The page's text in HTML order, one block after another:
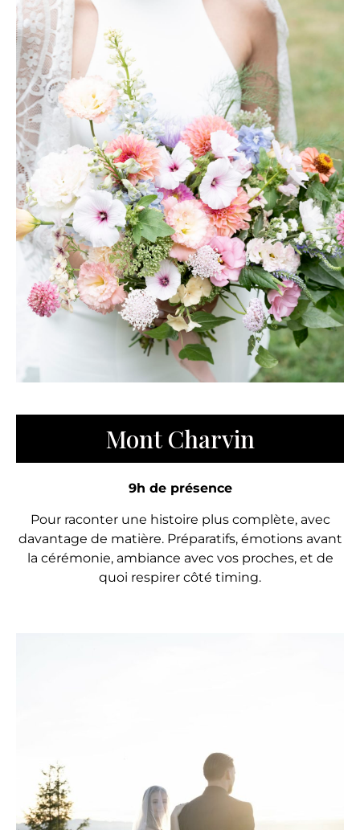
Mont Charvin
9h de présence
Pour raconter une histoire plus complète, avec
davantage de matière. Préparatifs, émotions avant
la cérémonie, ambiance avec vos proches, et de
quoi respirer côté timing.